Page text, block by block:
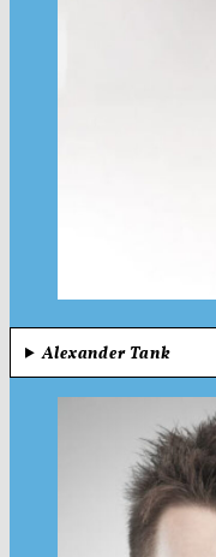
Alexander Tank